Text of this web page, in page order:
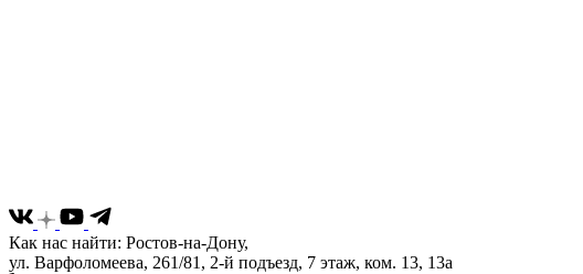
Как нас найти: Ростов-на-Дону,
ул. Варфоломеева, 261/81, 2-й подъезд, 7 этаж, ком. 13, 13а